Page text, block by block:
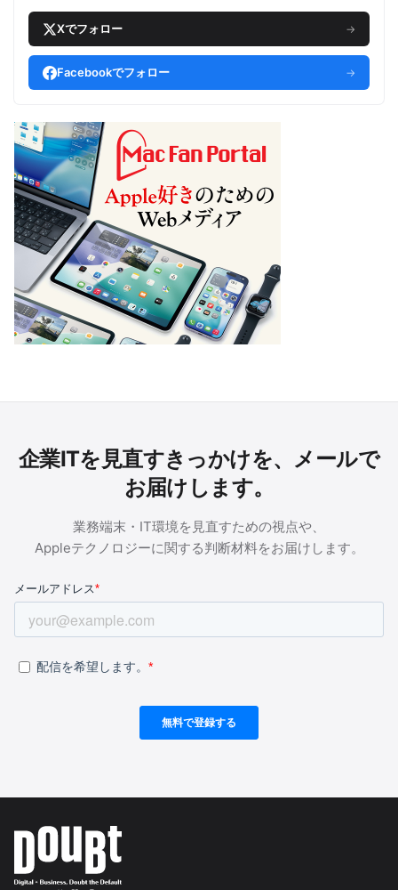
Xでフォロー →
Facebookでフォロー →
企業ITを見直すきっかけを、メールで
お届けします。
業務端末・IT環境を見直すための視点や、
Appleテクノロジーに関する判断材料をお届けします。